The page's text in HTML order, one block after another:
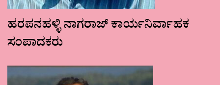
ಹರಪನಹಳ್ಳಿ ನಾಗರಾಜ್ ಕಾರ್ಯನಿರ್ವಾಹಕ
ಸಂಪಾದಕರು